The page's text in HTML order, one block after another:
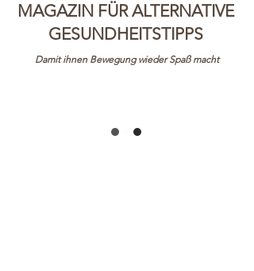
MAGAZIN FÜR ALTERNATIVE
GESUNDHEITSTIPPS
Damit ihnen Bewegung wieder Spaß macht